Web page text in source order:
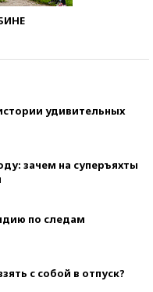
удивительных
зачем на суперъяхты
по следам
с собой в отпуск?